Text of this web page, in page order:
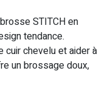
STITCH en
tendance.
cuir chevelu et aider à
un brossage doux,